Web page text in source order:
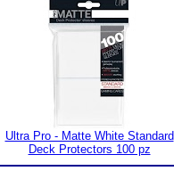
Ultra Pro - Matte White Standard
Deck Protectors 100 pz